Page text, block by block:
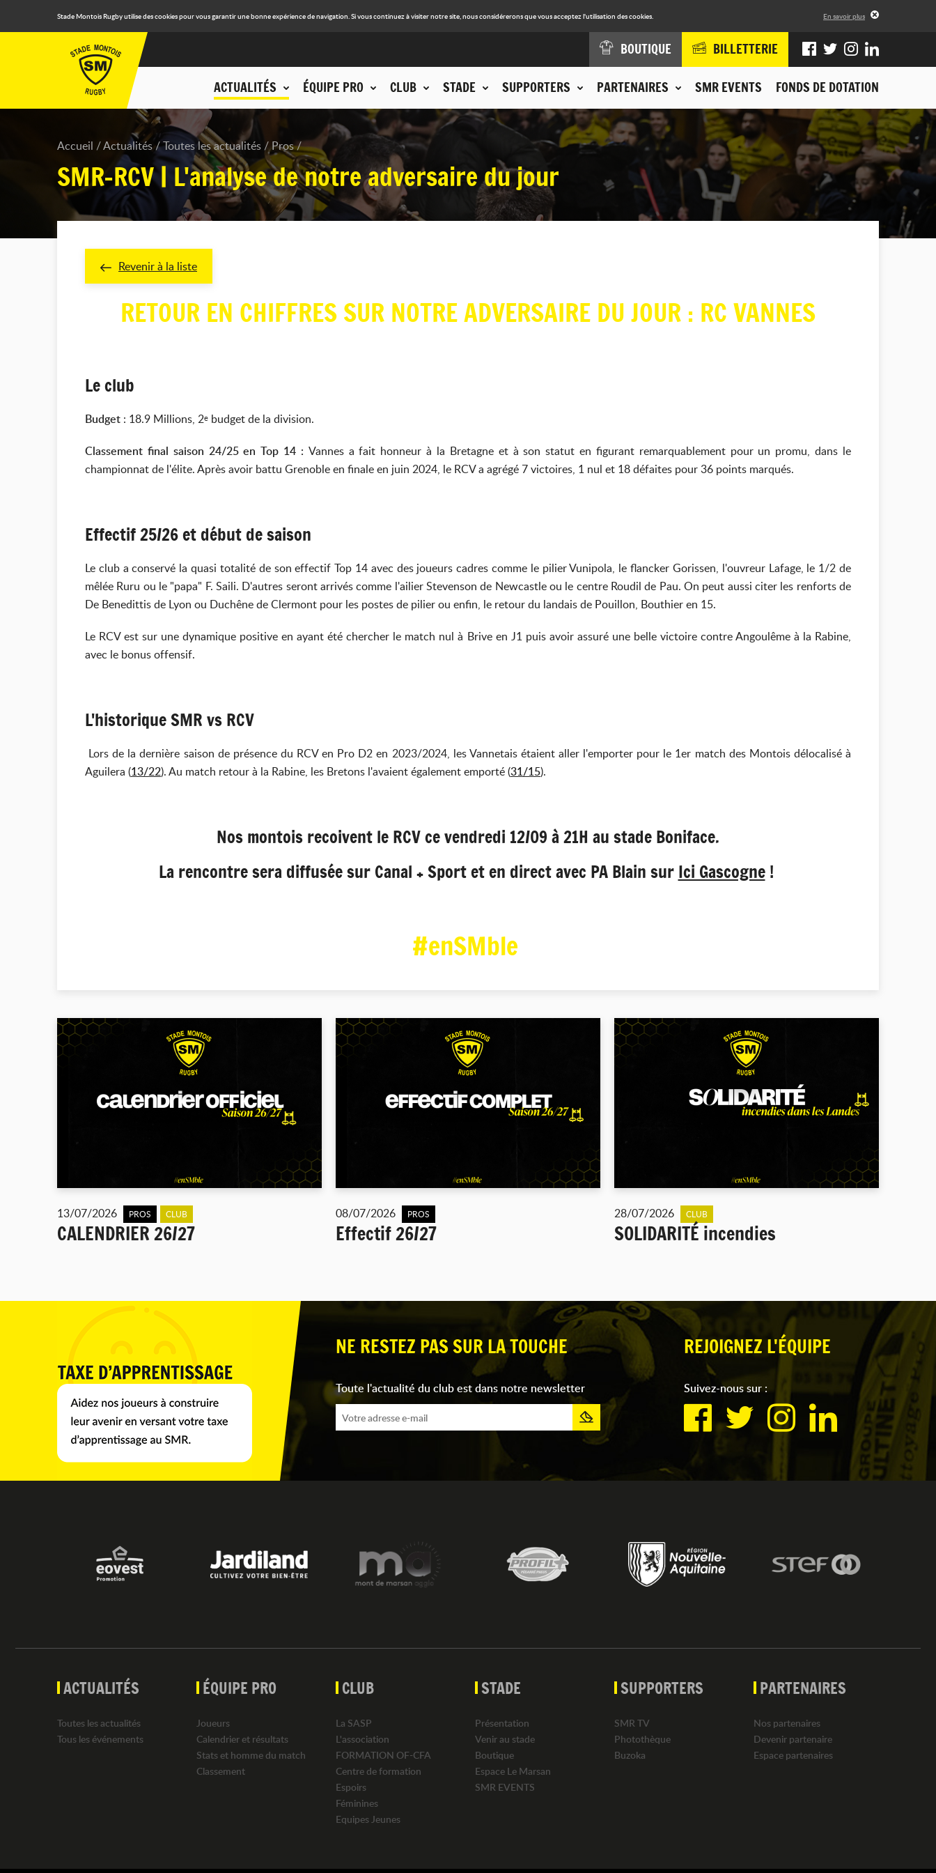
Stade Montois Rugby utilise des cookies pour vous garantir une bonne expérience de navigation. Si vous continuez à visiter notre site, nous considérerons que vous acceptez l'utilisation des cookies. En savoir plus
ACTUALITÉS ÉQUIPE PRO CLUB STADE SUPPORTERS PARTENAIRES SMR EVENTS FONDS DE DOTATION
BOUTIQUE BILLETTERIE
Accueil Actualités Toutes les actualités Pros
SMR-RCV | L'analyse de notre adversaire du jour
Revenir à la liste
RETOUR EN CHIFFRES SUR NOTRE ADVERSAIRE DU JOUR : RC VANNES
Le club
Budget : 18.9 Millions, 2e budget de la division.
Classement final saison 24/25 en Top 14 : Vannes a fait honneur à la Bretagne et à son statut en figurant remarquablement pour un promu, dans le
championnat de l'élite. Après avoir battu Grenoble en finale en juin 2024, le RCV a agrégé 7 victoires, 1 nul et 18 défaites pour 36 points marqués.
Effectif 25/26 et début de saison
Le club a conservé la quasi totalité de son effectif Top 14 avec des joueurs cadres comme le pilier Vunipola, le flancker Gorissen, l'ouvreur Lafage, le 1/2 de
mêlée Ruru ou le "papa" F. Saili. D'autres seront arrivés comme l'ailier Stevenson de Newcastle ou le centre Roudil de Pau. On peut aussi citer les renforts de
De Benedittis de Lyon ou Duchêne de Clermont pour les postes de pilier ou enfin, le retour du landais de Pouillon, Bouthier en 15.
Le RCV est sur une dynamique positive en ayant été chercher le match nul à Brive en J1 puis avoir assuré une belle victoire contre Angoulême à la Rabine,
avec le bonus offensif.
L'historique SMR vs RCV
Lors de la dernière saison de présence du RCV en Pro D2 en 2023/2024, les Vannetais étaient aller l'emporter pour le 1er match des Montois délocalisé à
Aguilera (13/22). Au match retour à la Rabine, les Bretons l'avaient également emporté (31/15).
Nos montois recoivent le RCV ce vendredi 12/09 à 21H au stade Boniface.
La rencontre sera diffusée sur Canal + Sport et en direct avec PA Blain sur Ici Gascogne!
#enSMble
13/07/2026 PROS CLUB
CALENDRIER 26/27
08/07/2026 PROS
Effectif 26/27
28/07/2026 CLUB
SOLIDARITÉ incendies
NE RESTEZ PAS SUR LA TOUCHE
Toute l'actualité du club est dans notre newsletter
REJOIGNEZ L'ÉQUIPE
Suivez-nous sur :
ACTUALITÉS
Toutes les actualités
Tous les événements
ÉQUIPE PRO
Joueurs
Calendrier et résultats
Stats et homme du match
Classement
CLUB
La SASP
L'association
FORMATION OF-CFA
Centre de formation
Espoirs
Féminines
Equipes Jeunes
STADE
Présentation
Venir au stade
Boutique
Espace Le Marsan
SMR EVENTS
SUPPORTERS
SMR TV
Photothèque
Buzoka
PARTENAIRES
Nos partenaires
Devenir partenaire
Espace partenaires